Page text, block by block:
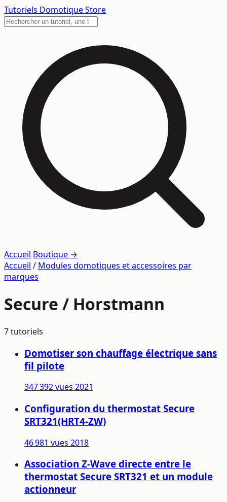
Tutoriels Domotique Store
Accueil Boutique →
Accueil / Modules domotiques et accessoires par
marques
Secure / Horstmann
7 tutoriels
Domotiser son chauffage électrique sans
fil pilote
347 392 vues 2021
Configuration du thermostat Secure
SRT321(HRT4-ZW)
46 981 vues 2018
Association Z-Wave directe entre le
thermostat Secure SRT321 et un module
actionneur